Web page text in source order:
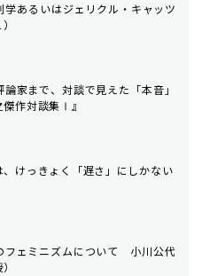
――あるいはジェリクル・キャッツ
家まで、対談で見えた「本音」
作対談集Ⅰ』
けっきょく「遅さ」にしかない
フェミニズムについて 小川公代